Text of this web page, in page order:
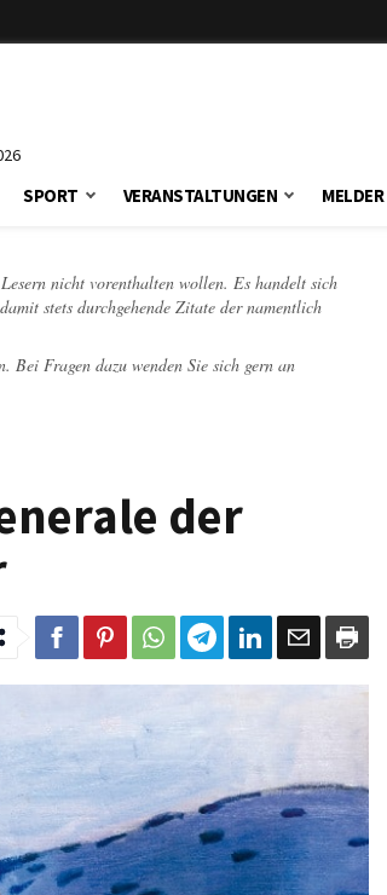
SPORT VERANSTALTUNGEN MELDER
nicht vorenthalten wollen. Es handelt sich
stets durchgehende Zitate der namentlich
Fragen dazu wenden Sie sich gern an
der